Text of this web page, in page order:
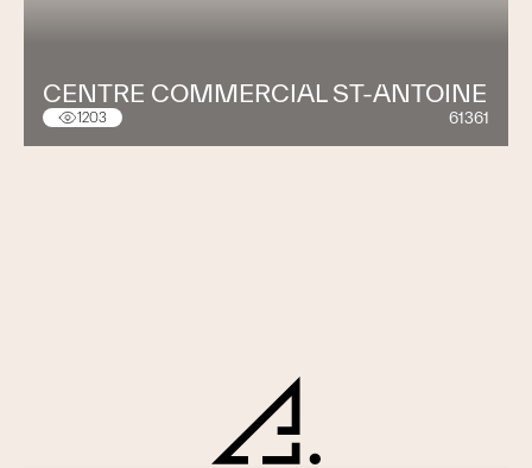
CENTRE COMMERCIAL ST-ANTOINE
1203 61361